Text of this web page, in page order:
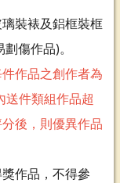
裝裱及鋁框裝框
傷作品)。
作品之創作者為
送件類組作品超
後，則優異作品
作品，不得參